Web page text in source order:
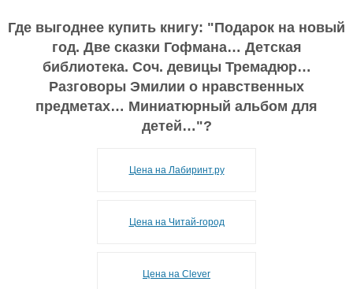
Где выгоднее купить книгу: "Подарок на новый
год. Две сказки Гофмана… Детская
библиотека. Соч. девицы Тремадюр…
Разговоры Эмилии о нравственных
предметах… Миниатюрный альбом для
детей…"?
Цена на Лабиринт.ру
Цена на Читай-город
Цена на Clever